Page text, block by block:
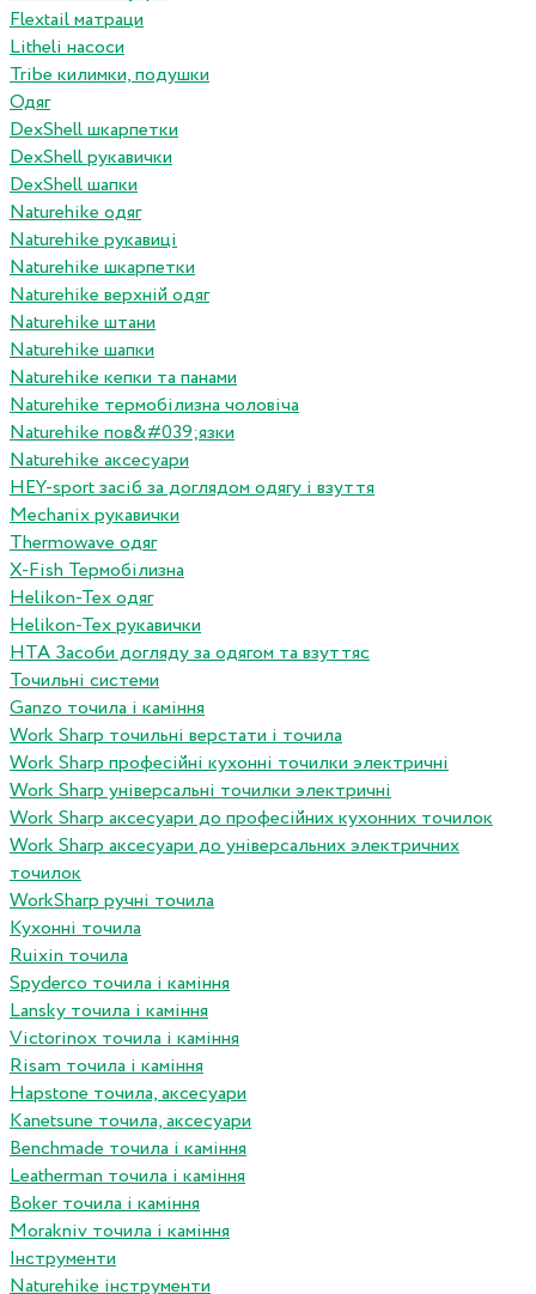
Flextail матраци
Litheli насоси
Tribe килимки, подушки
Одяг
DexShell шкарпетки
DexShell рукавички
DexShell шапки
Naturehike одяг
Naturehike рукавиці
Naturehike шкарпетки
Naturehike верхній одяг
Naturehike штани
Naturehike шапки
Naturehike кепки та панами
Naturehike термобілизна чоловіча
Naturehike пов&#039;язки
Naturehike аксесуари
HEY-sport засіб за доглядом одягу і взуття
Mechanix рукавички
Thermowave одяг
X-Fish Термобілизна
Helikon-Tex одяг
Helikon-Tex рукавички
HTA Засоби догляду за одягом та взуттяс
Точильні системи
Ganzo точила і каміння
Work Sharp точильні верстати і точила
Work Sharp професiйнi кухоннi точилки электричнi
Work Sharp унiверсальнi точилки электричнi
Work Sharp аксесуари до професiйних кухонних точилок
Work Sharp аксесуари до унiверсальних электричних
точилок
WorkSharp ручні точила
Кухонні точила
Ruixin точила
Spyderco точила і каміння
Lansky точила і каміння
Victorinox точила і каміння
Risam точила і каміння
Hapstone точила, аксесуари
Kanetsune точила, аксесуари
Benchmade точила і каміння
Leatherman точила і каміння
Boker точила і каміння
Morakniv точила і каміння
Інструменти
Naturehike інструменти